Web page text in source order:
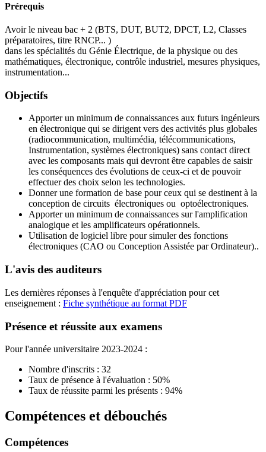
Prérequis
Avoir le niveau bac + 2 (BTS, DUT, BUT2, DPCT, L2, Classes
préparatoires, titre RNCP... )
dans les spécialités du Génie Électrique, de la physique ou des
mathématiques, électronique, contrôle industriel, mesures physiques,
instrumentation...
Objectifs
Apporter un minimum de connaissances aux futurs ingénieurs
en électronique qui se dirigent vers des activités plus globales
(radiocommunication, multimédia, télécommunications,
Instrumentation, systèmes électroniques) sans contact direct
avec les composants mais qui devront être capables de saisir
les conséquences des évolutions de ceux-ci et de pouvoir
effectuer des choix selon les technologies.
Donner une formation de base pour ceux qui se destinent à la
conception de circuits électroniques ou optoélectroniques.
Apporter un minimum de connaissances sur l'amplification
analogique et les amplificateurs opérationnels.
Utilisation de logiciel libre pour simuler des fonctions
électroniques (CAO ou Conception Assistée par Ordinateur)..
L'avis des auditeurs
Les dernières réponses à l'enquête d'appréciation pour cet
enseignement : Fiche synthétique au format PDF
Présence et réussite aux examens
Pour l'année universitaire 2023-2024 :
Nombre d'inscrits : 32
Taux de présence à l'évaluation : 50%
Taux de réussite parmi les présents : 94%
Compétences et débouchés
Compétences